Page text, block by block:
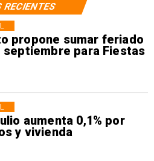
propone sumar feriado
septiembre para Fiestas
aumenta 0,1% por
y vivienda
RECIENTES